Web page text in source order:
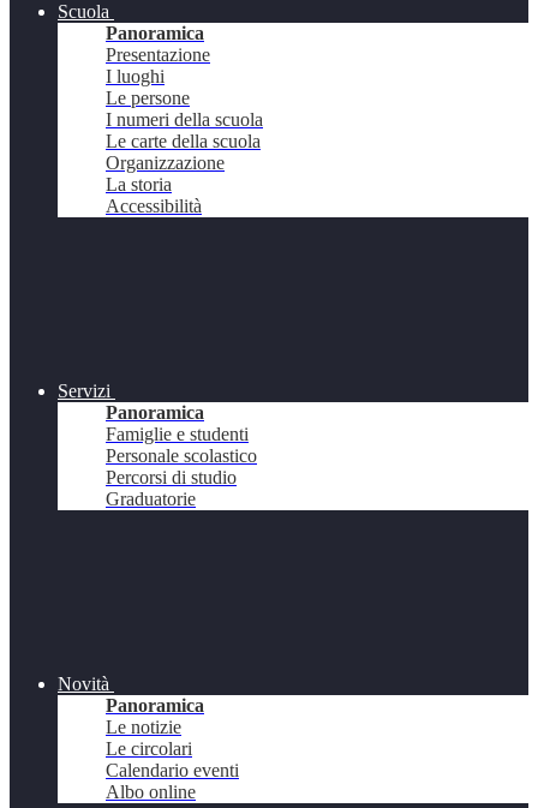
Scuola
Panoramica
Presentazione
I luoghi
Le persone
I numeri della scuola
Le carte della scuola
Organizzazione
La storia
Accessibilità
Servizi
Panoramica
Famiglie e studenti
Personale scolastico
Percorsi di studio
Graduatorie
Novità
Panoramica
Le notizie
Le circolari
Calendario eventi
Albo online